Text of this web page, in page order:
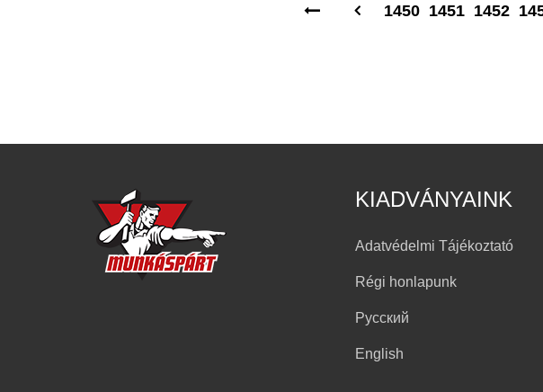
1450 1451 1452
KIADVÁNYAINK
Adatvédelmi Tájékoztató
Régi honlapunk
Русский
English